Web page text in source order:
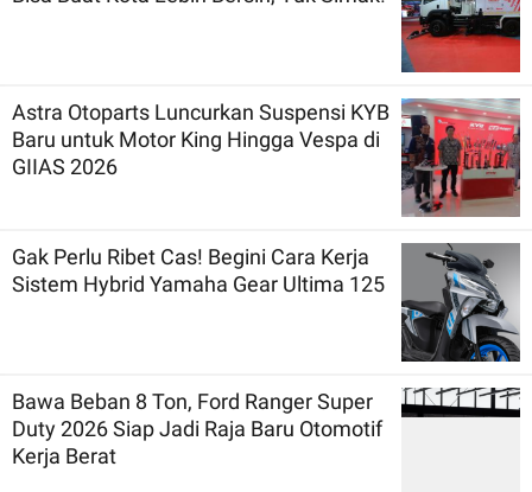
Astra Otoparts Luncurkan Suspensi KYB
Baru untuk Motor King Hingga Vespa di
GIIAS 2026
Gak Perlu Ribet Cas! Begini Cara Kerja
Sistem Hybrid Yamaha Gear Ultima 125
Bawa Beban 8 Ton, Ford Ranger Super
Duty 2026 Siap Jadi Raja Baru Otomotif
Kerja Berat